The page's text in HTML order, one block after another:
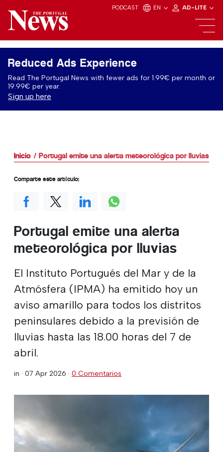
PODCAST EN AD-LITE
Reduced Ads Experience
Read The Portugal News with fewer ads for 1.99€ per month or
19.99€ per year.
Sign up here
Inicio Portugal emite una alerta meteorológica por lluvias
Portugal emite una alerta
meteorológica por lluvias
El Instituto Portugués del Mar y de la
Atmósfera (IPMA) ha emitido hoy un
aviso amarillo para todos los distritos
peninsulares debido a la previsión de
lluvias hasta las 18.00 horas del 7 de
abril.
in · 07 Apr 2026 · 0 Comentarios
Comparte este artículo: